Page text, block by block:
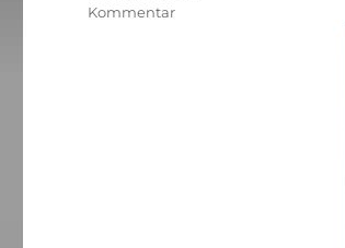
Kommentarzu